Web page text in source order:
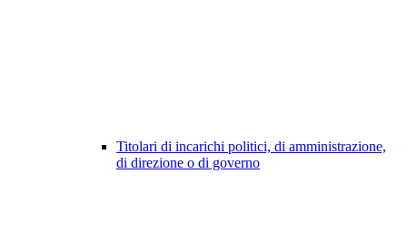
Titolari di incarichi politici, di amministrazione,
di direzione o di governo